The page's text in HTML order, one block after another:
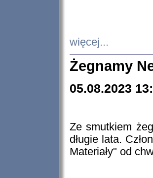
więcej...
Żegnamy
05.08.2023
Ze smutkiem
długie lata.
Materiały" od